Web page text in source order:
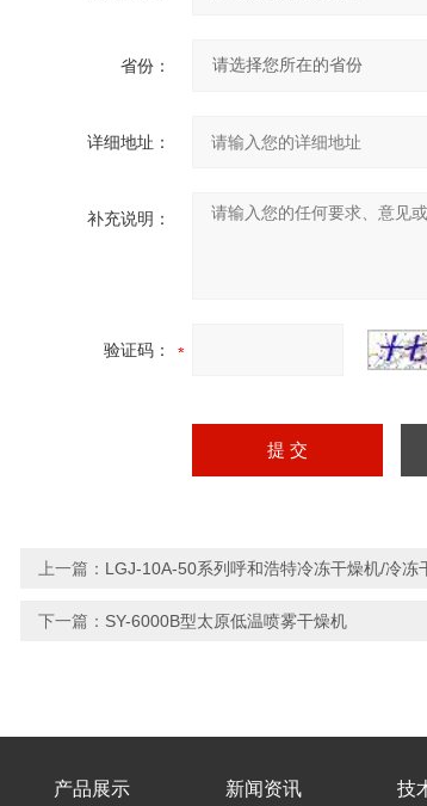
省份：
详细地址：
补充说明：
验证码：
上一篇： LGJ-10A-50系列呼和浩特冷冻干燥机/冷冻
下一篇： SY-6000B型太原低温喷雾干燥机
产品展示 新闻资讯 技